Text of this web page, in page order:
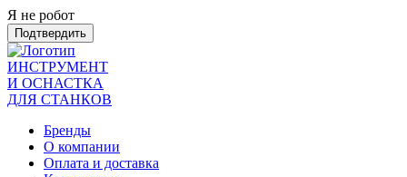
Я не робот
Подтвердить
ИНСТРУМЕНТ
И ОСНАСТКА
ДЛЯ СТАНКОВ
Бренды
О компании
Оплата и доставка